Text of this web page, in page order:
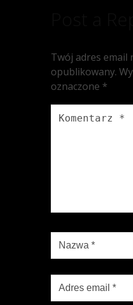
Twój adres email
opublikowany.
oznaczone *